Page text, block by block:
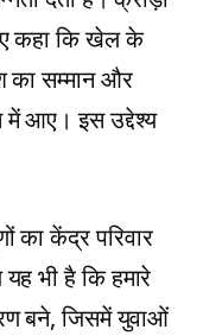
कहा कि खेल के
का सम्मान और
में आए। इस उद्देश्य
का केंद्र परिवार
यह भी है कि हमारे
बने, जिसमें युवाओं